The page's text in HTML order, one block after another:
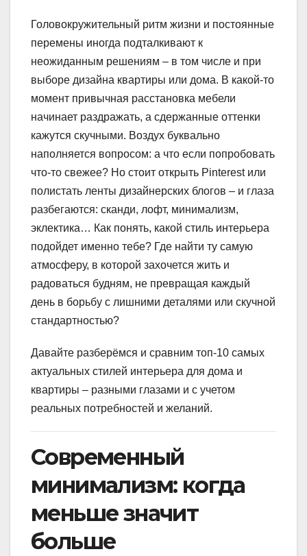
Головокружительный ритм жизни и постоянные
перемены иногда подталкивают к
неожиданным решениям – в том числе и при
выборе дизайна квартиры или дома. В какой-то
момент привычная расстановка мебели
начинает раздражать, а сдержанные оттенки
кажутся скучными. Воздух буквально
наполняется вопросом: а что если попробовать
что-то свежее? Но стоит открыть Pinterest или
полистать ленты дизайнерских блогов – и глаза
разбегаются: сканди, лофт, минимализм,
эклектика… Как понять, какой стиль интерьера
подойдет именно тебе? Где найти ту самую
атмосферу, в которой захочется жить и
радоваться будням, не превращая каждый
день в борьбу с лишними деталями или скучной
стандартностью?
Давайте разберёмся и сравним топ-10 самых
актуальных стилей интерьера для дома и
квартиры – разными глазами и с учетом
реальных потребностей и желаний.
Современный
минимализм: когда
меньше значит
больше